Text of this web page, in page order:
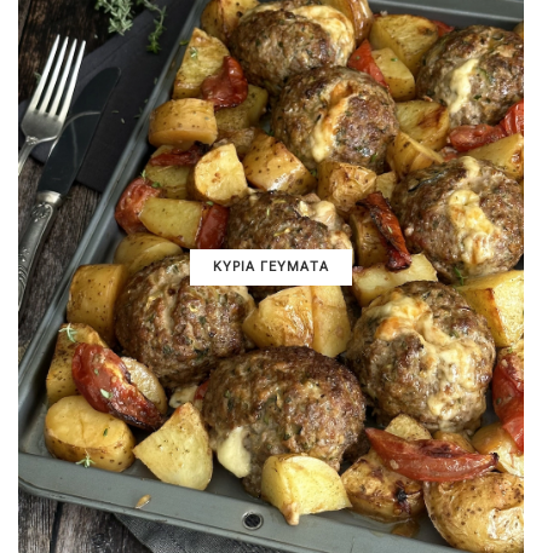
ΚΥΡΙΑ ΓΕΥΜΑΤΑ